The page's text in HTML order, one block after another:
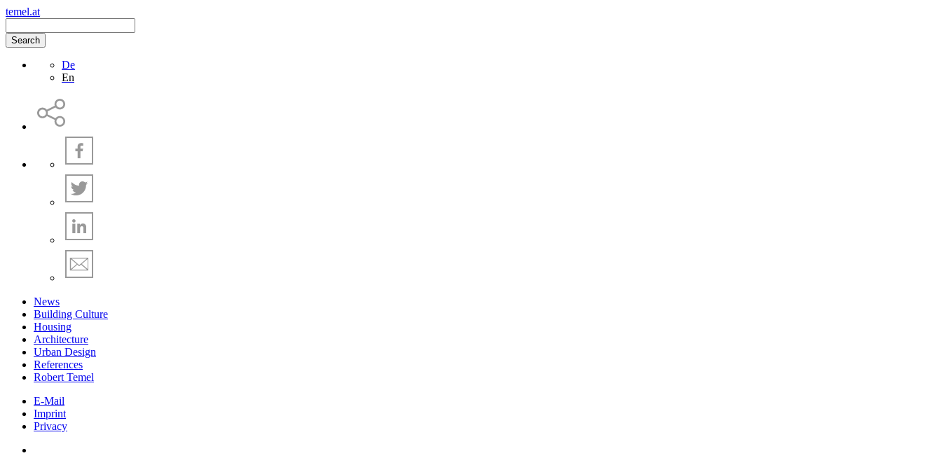
temel.at
Search
De
En
News
Building Culture
Housing
Architecture
Urban Design
References
Robert Temel
E-Mail
Imprint
Privacy